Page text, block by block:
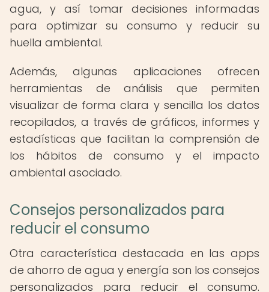
agua, y así tomar decisiones informadas
para optimizar su consumo y reducir su
huella ambiental.
Además, algunas aplicaciones ofrecen
herramientas de análisis que permiten
visualizar de forma clara y sencilla los datos
recopilados, a través de gráficos, informes y
estadísticas que facilitan la comprensión de
los hábitos de consumo y el impacto
ambiental asociado.
Consejos personalizados para
reducir el consumo
Otra característica destacada en las apps
de ahorro de agua y energía son los consejos
personalizados para reducir el consumo.